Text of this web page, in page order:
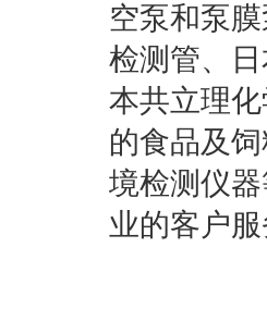
空泵和泵
检测管、
本共立理
的食品及
境检测仪
业的客户